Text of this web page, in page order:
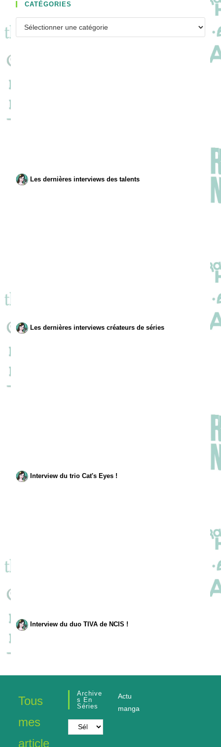
CATÉGORIES
Catégories
Les dernières interviews des talents
Les dernières interviews créateurs de séries
Interview du trio Cat's Eyes !
Interview du duo TIVA de NCIS !
Tous
mes
article
Archive
S En
Séries
Archives
en
Actu
manga